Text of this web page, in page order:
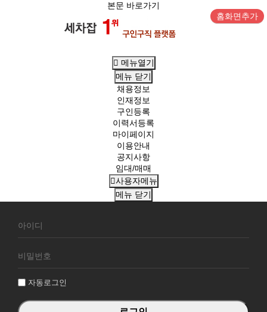
본문 바로가기
홈화면추가
메뉴열기
메뉴 닫기
채용정보
인재정보
구인등록
이력서등록
마이페이지
이용안내
공지사항
임대/매매
사용자메뉴
메뉴 닫기
원
그
자동로그인